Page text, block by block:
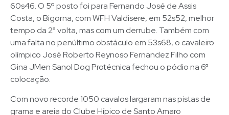
60s46. O 5º posto foi para Fernando José de Assis
Costa, o Bigorna, com WFH Valdisere, em 52s52, melhor
tempo da 2ª volta, mas com um derrube. Também com
uma falta no penúltimo obstáculo em 53s68, o cavaleiro
olímpico José Roberto Reynoso Fernandez Filho com
Gina JMen Sanol Dog Protécnica fechou o pódio na 6ª
colocação.
Com novo recorde 1050 cavalos largaram nas pistas de
grama e areia do Clube Hípico de Santo Amaro